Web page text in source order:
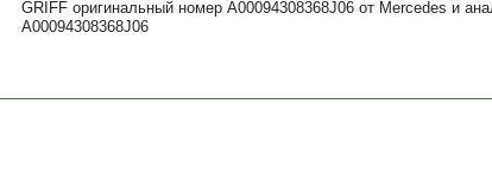
GRIFF оригинальный номер A00094308368J06 от Mercedes и
A00094308368J06